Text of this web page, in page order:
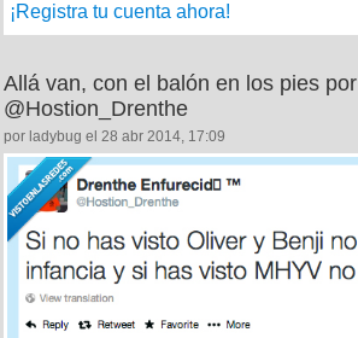
¡Registra tu cuenta ahora!
Allá van, con el balón en los pies por
@Hostion_Drenthe
por ladybug el 28 abr 2014, 17:09